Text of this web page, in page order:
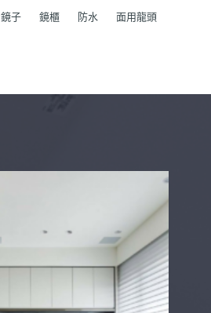
鏡子 鏡櫃 防水 面用龍頭